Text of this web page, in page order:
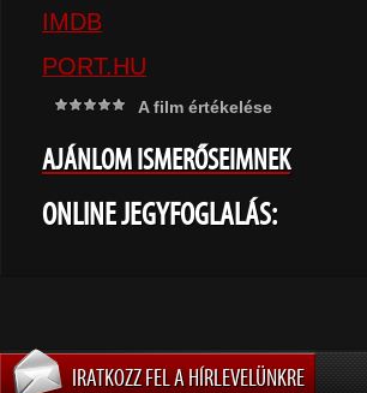
IMDB
PORT.HU
A film értékelése
AJÁNLOM ISMERŐSEIMNEK
ONLINE JEGYFOGLALÁS:
IRATKOZZ FEL A HÍRLEVELÜNKRE